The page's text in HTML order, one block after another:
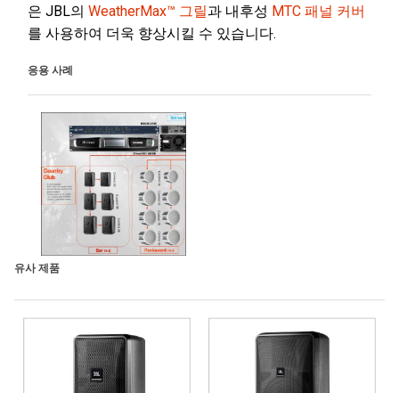
은 JBL의 WeatherMax™ 그릴과 내후성 MTC 패널 커버
를 사용하여 더욱 향상시킬 수 있습니다.
응용 사례
유사 제품